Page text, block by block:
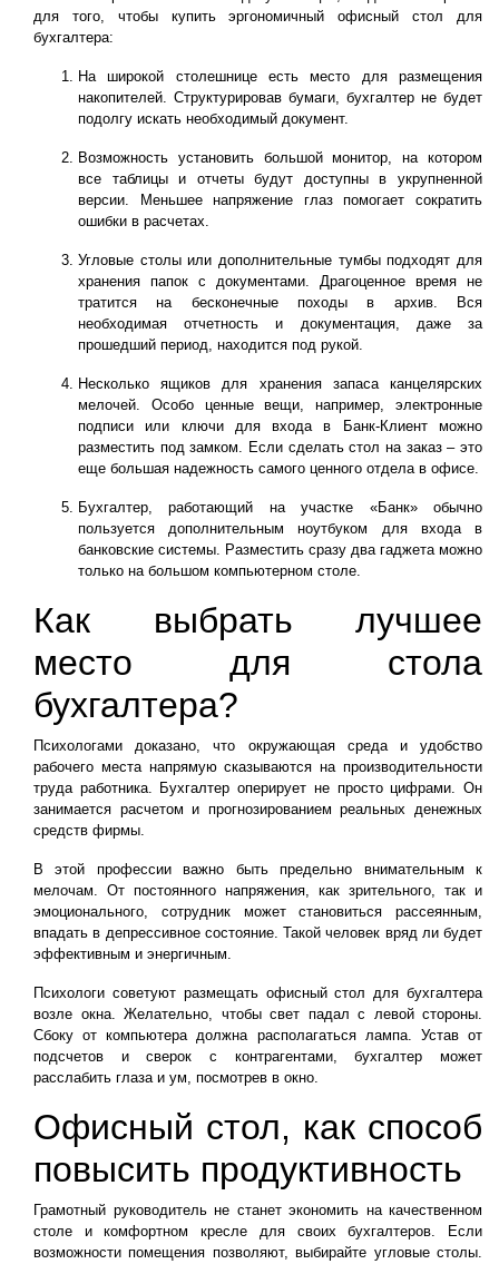
для того, чтобы купить эргономичный офисный стол для
бухгалтера:
На широкой столешнице есть место для размещения
накопителей. Структурировав бумаги, бухгалтер не будет
подолгу искать необходимый документ.
Возможность установить большой монитор, на котором
все таблицы и отчеты будут доступны в укрупненной
версии. Меньшее напряжение глаз помогает сократить
ошибки в расчетах.
Угловые столы или дополнительные тумбы подходят для
хранения папок с документами. Драгоценное время не
тратится на бесконечные походы в архив. Вся
необходимая отчетность и документация, даже за
прошедший период, находится под рукой.
Несколько ящиков для хранения запаса канцелярских
мелочей. Особо ценные вещи, например, электронные
подписи или ключи для входа в Банк-Клиент можно
разместить под замком. Если сделать стол на заказ – это
еще большая надежность самого ценного отдела в офисе.
Бухгалтер, работающий на участке «Банк» обычно
пользуется дополнительным ноутбуком для входа в
банковские системы. Разместить сразу два гаджета можно
только на большом компьютерном столе.
Как выбрать лучшее
место для стола
бухгалтера?
Психологами доказано, что окружающая среда и удобство
рабочего места напрямую сказываются на производительности
труда работника. Бухгалтер оперирует не просто цифрами. Он
занимается расчетом и прогнозированием реальных денежных
средств фирмы.
В этой профессии важно быть предельно внимательным к
мелочам. От постоянного напряжения, как зрительного, так и
эмоционального, сотрудник может становиться рассеянным,
впадать в депрессивное состояние. Такой человек вряд ли будет
эффективным и энергичным.
Психологи советуют размещать офисный стол для бухгалтера
возле окна. Желательно, чтобы свет падал с левой стороны.
Сбоку от компьютера должна располагаться лампа. Устав от
подсчетов и сверок с контрагентами, бухгалтер может
расслабить глаза и ум, посмотрев в окно.
Офисный стол, как способ
повысить продуктивность
Грамотный руководитель не станет экономить на качественном
столе и комфортном кресле для своих бухгалтеров. Если
возможности помещения позволяют, выбирайте угловые столы.